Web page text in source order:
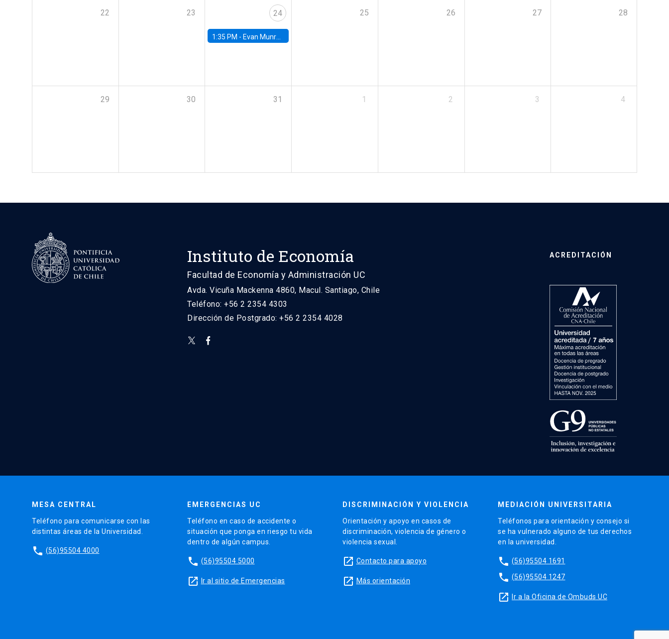
22 23 24
1:35 PM - Evan Munro, Neyman Visiting Assistant Professor in the Department of Statistics at UC Berkeley
25 26 27 28
29 30 31 1 2 3 4
Instituto de Economía
Facultad de Economía y Administración UC
Avda. Vicuña Mackenna 4860, Macul. Santiago, Chile
Teléfono: +56 2 2354 4303
Dirección de Postgrado: +56 2 2354 4028
ACREDITACIÓN
MESA CENTRAL
Teléfono para comunicarse con las
distintas áreas de la Universidad.
phone (56)95504 4000
EMERGENCIAS UC
Teléfono en caso de accidente o
situación que ponga en riesgo tu vida
dentro de algún campus.
phone (56)95504 5000
launch Ir al sitio de Emergencias
DISCRIMINACIÓN Y VIOLENCIA
Orientación y apoyo en casos de
discriminación, violencia de género o
violencia sexual.
launch Contacto para apoyo
launch Más orientación
MEDIACIÓN UNIVERSITARIA
Teléfonos para orientación y consejo si
se ha vulnerado alguno de tus derechos
en la universidad.
phone (56)95504 1691
phone (56)95504 1247
launch Ir a la Oficina de Ombuds UC